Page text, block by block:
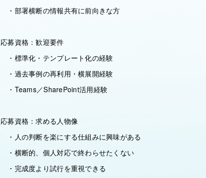
・部署横断の情報共有に前向きな方
応募資格：歓迎要件
・標準化・テンプレート化の経験
・過去事例の再利用・横展開経験
・Teams／SharePoint活用経験
応募資格：求める人物像
・人の判断を楽にする仕組みに興味がある
・横断的、個人対応で終わらせたくない
・完成度より試行を重視できる